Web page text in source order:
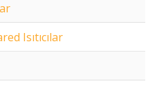
Isıtıcılar